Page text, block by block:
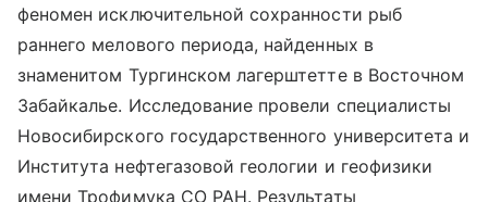
феномен исключительной сохранности рыб
раннего мелового периода, найденных в
знаменитом Тургинском лагерштетте в Восточном
Забайкалье. Исследование провели специалисты
Новосибирского государственного университета и
Института нефтегазовой геологии и геофизики
имени Трофимука СО РАН. Результаты